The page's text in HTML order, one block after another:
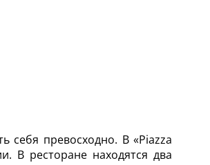
себя превосходно. В «Piazza
В ресторане находятся два